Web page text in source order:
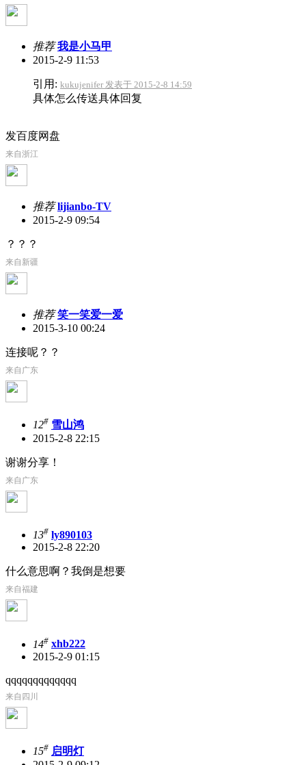
推荐我是小马甲
2015-2-9 11:53
引用: kukujenifer 发表于 2015-2-8 14:59
具体怎么传送具体回复
发百度网盘
来自浙江
推荐lijianbo-TV
2015-2-9 09:54
？？？
来自新疆
推荐笑一笑爱一爱
2015-3-10 00:24
连接呢？？
来自广东
12# 雪山鸿
2015-2-8 22:15
谢谢分享！
来自广东
13# ly890103
2015-2-8 22:20
什么意思啊？我倒是想要
来自福建
14# xhb222
2015-2-9 01:15
qqqqqqqqqqqqq
来自四川
15# 启明灯